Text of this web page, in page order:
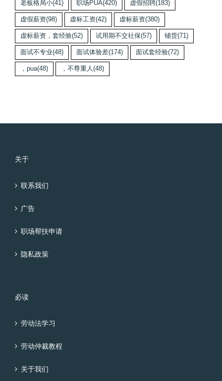
老板格局小(41) 职场PUA(420) 虚假招聘(183)
虚假薪资(98) 虚标工资(42) 虚标薪资(380)
虚标薪资，套经验(52) 试用期不交社保(57) 铺货(71)
面试不专业(48) 面试体验差(174) 面试套经验(72)
，pua(48) ，不尊重人(48)
关于
联系我们
广告
职场帮扶申请
隐私政策
必读
劳动法学习
劳动仲裁教程
关于我们